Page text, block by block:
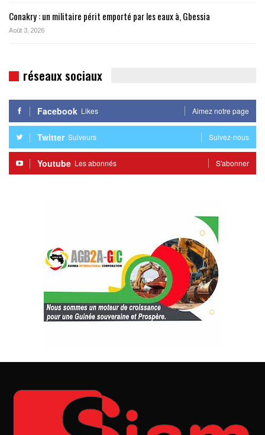
Conakry : un militaire périt emporté par les eaux à, Gbessia
Août 3, 2026
réseaux sociaux
Facebook Likes Aimez notre page
Twitter Suiveurs Suivez-nous
Youtube Les abonnés S'abonner